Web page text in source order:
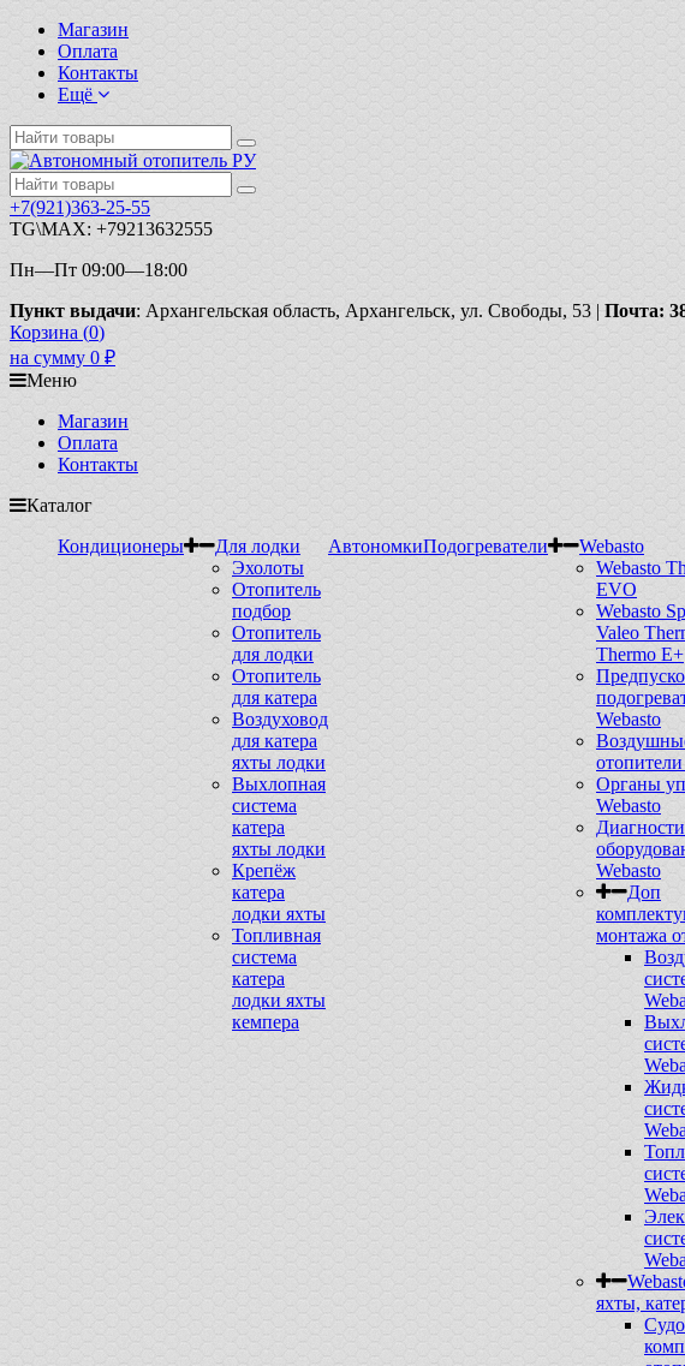
Магазин
Оплата
Контакты
Ещё
+7(921)363-25-55
TG\MAX: +79213632555
Пн—Пт 09:00—18:00
Пункт выдачи: Архангельская область, Архангельск, ул. Свободы, 53 | Почта:
Корзина (0)
на сумму 0 ₽
Меню
Магазин
Оплата
Контакты
Каталог
Кондиционеры
Для лодки
Эхолоты
Отопитель
подбор
Отопитель
для лодки
Отопитель
для катера
Воздуховод
для катера
яхты лодки
Выхлопная
система
катера
яхты лодки
Крепёж
катера
лодки яхты
Топливная
система
катера
лодки яхты
кемпера
АвтономкиПодогреватели
Webasto
Webasto
EVO
Webasto
Valeo
Thermo E+
Webasto
Органы
Webasto
Webasto
Доп
монтажа
яхты,